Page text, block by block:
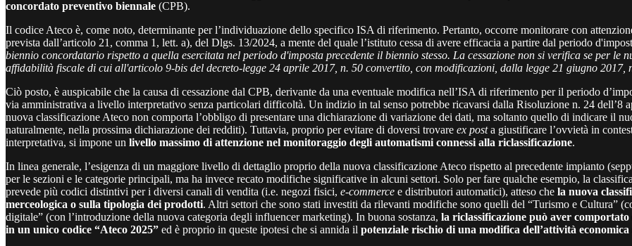
concordato preventivo biennale (CPB).
Il codice Ateco è, come noto, determinante per l’individuazione dello specifico ISA di riferimento. Pertanto, occorre monitorare con
prevista dall’articolo 21, comma 1, lett. a), del Dlgs. 13/2024, a mente del quale l’istituto cessa di avere efficacia a partire dal periodo
biennio concordatario rispetto a quella esercitata nel periodo d'imposta precedente il biennio stesso. La cessazione non si verifica se per le
affidabilità fiscale di cui all'articolo 9-bis del decreto-legge 24 aprile 2017, n. 50 convertito, con modificazioni, dalla legge 21 giugno 2017,
Ciò posto, è auspicabile che la causa di cessazione dal CPB, derivante da una eventuale modifica nell’ISA di riferimento per il periodo
via amministrativa a livello interpretativo senza particolari difficoltà. Un indizio in tal senso potrebbe ricavarsi dalla Risoluzione n. 24 dell’8
nuova classificazione Ateco non comporta l’obbligo di presentare una dichiarazione di variazione dei dati, ma soltanto quello di indicare il
naturalmente, nella prossima dichiarazione dei redditi). Tuttavia, proprio per evitare di doversi trovare ex posta giustificare l’ovvietà in
interpretativa, si impone un livello massimo di attenzione nel monitoraggio degli automatismi connessi alla riclassificazione.
In linea generale, l’esigenza di un maggiore livello di dettaglio proprio della nuova classificazione Ateco rispetto al precedente impianto
per le sezioni e le categorie principali, ma ha invece recato modifiche significative in alcuni settori. Solo per fare qualche esempio, la
prevede più codici distintivi per i diversi canali di vendita (i.e. negozi fisici, e-commerce e distributori automatici), atteso che la nuova
merceologica o sulla tipologia dei prodotti. Altri settori che sono stati investiti da rilevanti modifiche sono quelli del “Turismo e Cultura”
digitale” (con l’introduzione della nuova categoria degli influencer marketing). In buona sostanza, la riclassificazione può aver
in un unico codice “Ateco 2025” ed è proprio in queste ipotesi che si annida il potenziale rischio di una modifica dell’attività